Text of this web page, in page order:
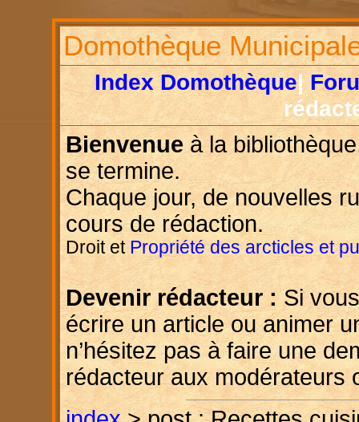
Domothèque
Index Domothèque|
Bienvenue à la
se termine.
Chaque jour, de nouvelles
cours de rédaction.
Droit et Propriété des arcticles et
Devenir rédacteur : Si
écrire un article ou animer
n’hésitez pas à faire une
rédacteur aux modérateurs